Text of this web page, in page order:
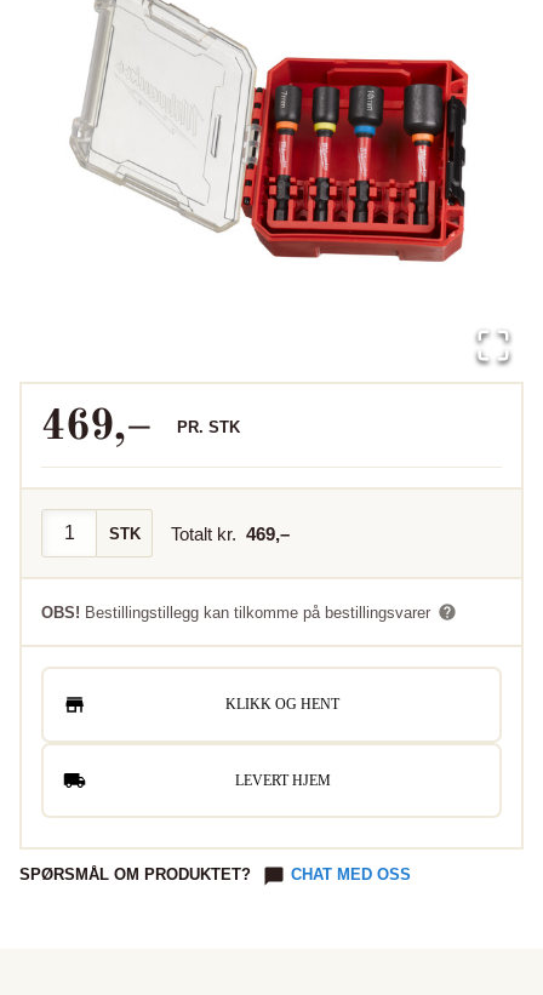
469,– PR. STK
STK Totalt kr. 469,–
OBS! Bestillingstillegg kan tilkomme på bestillingsvarer
KLIKK OG HENT
LEVERT HJEM
SPØRSMÅL OM PRODUKTET? CHAT MED OSS